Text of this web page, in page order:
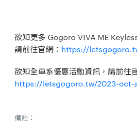
欲知更多 Gogoro VIVA ME
請前往官網： https://
欲知全車系優惠活動資訊，請前往
https://letsgogoro.tw/2023-oct-
備註：